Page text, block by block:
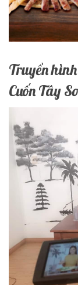
Truyền
Cuốn Tây